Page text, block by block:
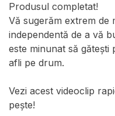
Produsul completat!
Vă sugerăm extrem de
independentă de a vă
este minunat să
afli pe drum.
Vezi acest videoclip
pește!